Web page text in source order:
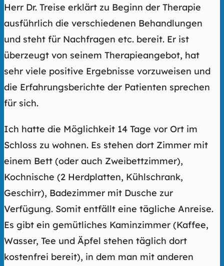
Herr Dr. Treise erklärt zu Beginn der Therapie
ausführlich die verschiedenen Behandlungen
und steht für Nachfragen etc. bereit. Er ist
überzeugt von seinem Therapieangebot, hat
sehr viele positive Ergebnisse vorzuweisen und
die Erfahrungsberichte der Patienten sprechen
für sich.
Ich hatte die Möglichkeit 14 Tage vor Ort im
Schloss zu wohnen. Es stehen dort Zimmer mit
einem Bett (oder auch Zweibettzimmer),
Kochnische (2 Herdplatten, Kühlschrank,
Geschirr), Badezimmer mit Dusche zur
Verfügung. Somit entfällt eine tägliche Anreise.
Es gibt ein gemütliches Kaminzimmer (Kaffee,
Wasser, Tee und Äpfel stehen täglich dort
kostenfrei bereit), in dem man mit anderen